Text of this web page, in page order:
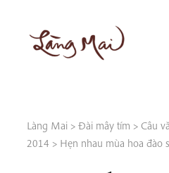
content
Làng Mai > Đài mây tím > Câu
2014 > Hẹn nhau mùa hoa đào